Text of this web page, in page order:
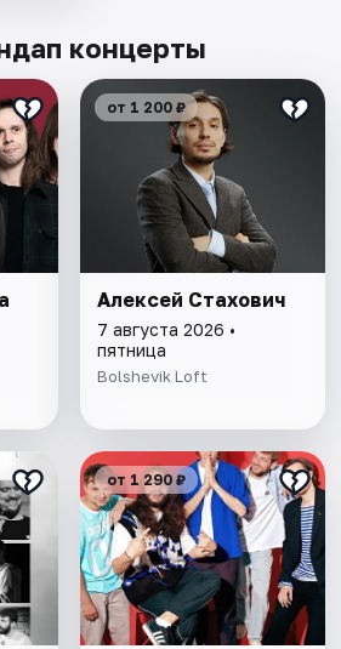
концерты
от 1 200 ₽
Алексей Стахович
7 августа 2026 •
пятница
Bolshevik Loft
от 1 290 ₽